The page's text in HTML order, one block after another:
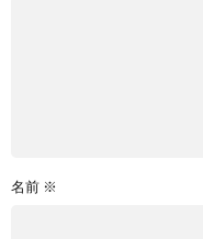
名前 ※